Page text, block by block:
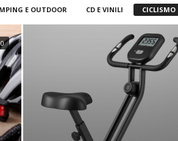
E OUTDOOR CD E VINILI CICLISMO
0